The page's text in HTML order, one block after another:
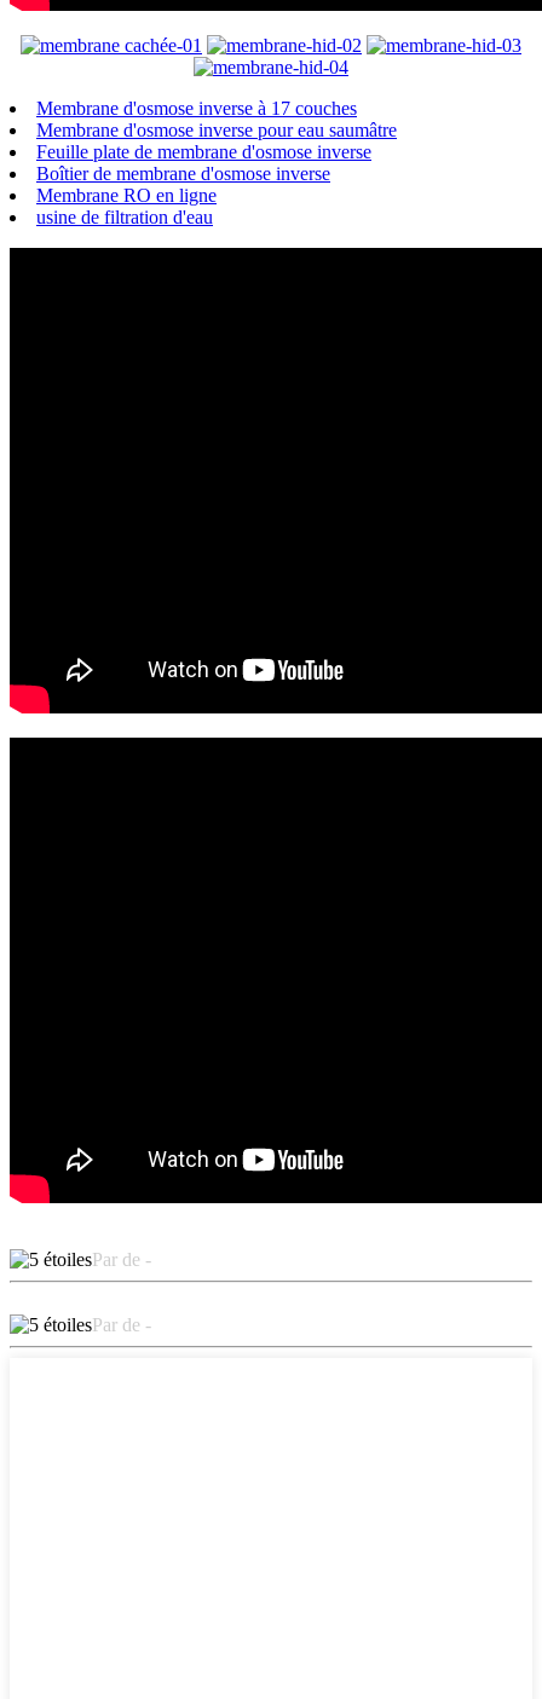
Membrane d'osmose inverse à 17 couches
Membrane d'osmose inverse pour eau saumâtre
Feuille plate de membrane d'osmose inverse
Boîtier de membrane d'osmose inverse
Membrane RO en ligne
usine de filtration d'eau
Par de -
Par de -